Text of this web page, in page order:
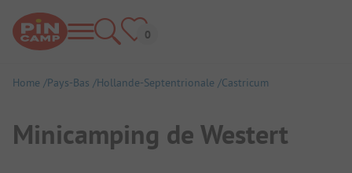
Home Pays-Bas Hollande-Septentrionale Castricum
Minicamping de Westert